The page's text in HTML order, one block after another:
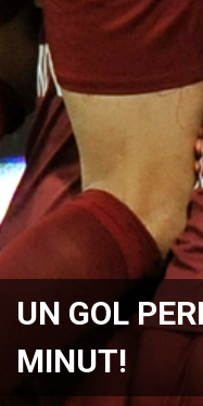
UN GOL
MINUT!